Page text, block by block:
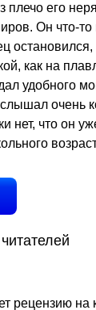
плечо его
Он что-
как на
удобного
очень
нет, что он
рецензию на